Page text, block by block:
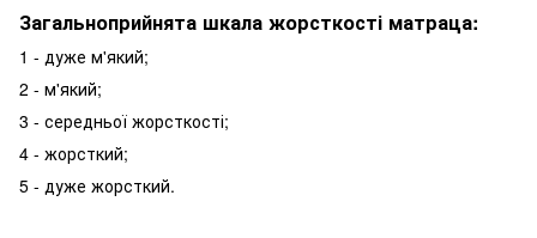
Загальноприйнята шкала жорсткості матраца:
1 - дуже м'який;
2 - м'який;
3 - середньої жорсткості;
4 - жорсткий;
5 - дуже жорсткий.